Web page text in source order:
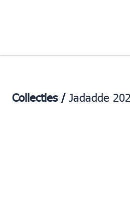
Collecties / Jadadde